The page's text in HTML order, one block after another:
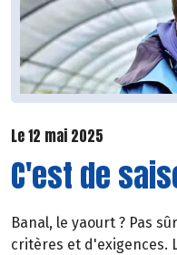
Le 12 mai 2025
C'est de
Banal, le yaourt ? Pas
critères et d'exigences.